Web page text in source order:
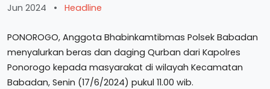
Jun 2024
• Headline
PONOROGO, Anggota Bhabinkamtibmas Polsek Babadan
menyalurkan beras dan daging Qurban dari Kapolres
Ponorogo kepada masyarakat di wilayah Kecamatan
Babadan, Senin (17/6/2024) pukul 11.00 wib.